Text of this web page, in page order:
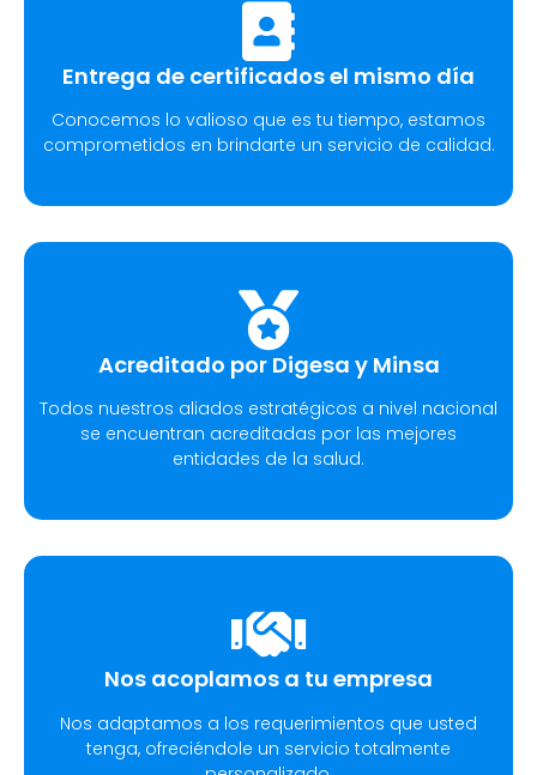
Entrega de certificados el mismo día
Conocemos lo valioso que es tu tiempo, estamos
comprometidos en brindarte un servicio de calidad.
Acreditado por Digesa y Minsa​
Todos nuestros aliados estratégicos a nivel nacional
se encuentran acreditadas por las mejores
entidades de la salud.
Nos acoplamos a tu empresa
Nos adaptamos a los requerimientos que usted
tenga, ofreciéndole un servicio totalmente